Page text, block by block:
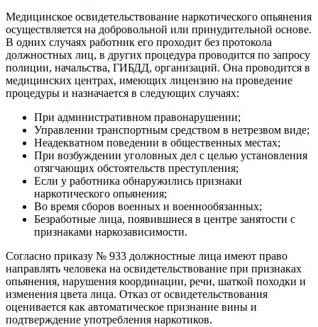
Медицинское освидетельствование наркотического опьянения
осуществляется на добровольной или принудительной основе.
В одних случаях работник его проходит без протокола
должностных лиц, в других процедура проводится по запросу
полиции, начальства, ГИБДД, организаций. Она проводится в
медицинских центрах, имеющих лицензию на проведение
процедуры и назначается в следующих случаях:
При административном правонарушении;
Управлении транспортным средством в нетрезвом виде;
Неадекватном поведении в общественных местах;
При возбуждении уголовных дел с целью установления
отягчающих обстоятельств преступления;
Если у работника обнаружились признаки
наркотического опьянения;
Во время сборов военных и военнообязанных;
Безработные лица, появившиеся в центре занятости с
признаками наркозависимости.
Согласно приказу № 933 должностные лица имеют право
направлять человека на освидетельствование при признаках
опьянения, нарушения координации, речи, шаткой походки и
изменения цвета лица. Отказ от освидетельствования
оценивается как автоматическое признание вины и
подтверждение употребления наркотиков.